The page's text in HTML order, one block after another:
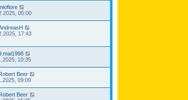
05:00
17:43
10:35
Robert Beer
09:09
Robert Beer